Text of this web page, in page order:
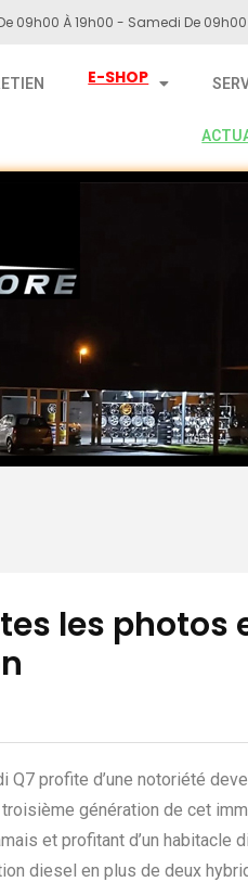
09h00 À 19h00 - Samedi De 09h00
E-SHOP
les photos
Q7 profite d’une notoriété
génération de cet
et profitant d’un habitacle
diesel en plus de deux